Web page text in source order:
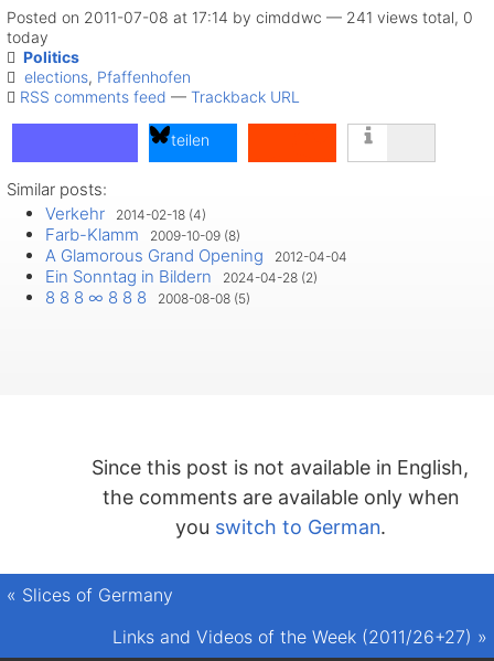
Posted on 2011-07-08 at 17:14 by cimddwc — 241 views total, 0
today
Politics
elections, Pfaffenhofen
RSS comments feed — Trackback URL
teilen
Similar posts:
Verkehr
2014-02-18 (4)
Farb-Klamm 2009-10-09 (8)
A Glamorous Grand Opening 2012-04-04
Ein Sonntag in Bildern 2024-04-28 (2)
8 8 8 ∞ 8 8 8 2008-08-08 (5)
Since this post is not available in English,
the comments are available only when
you switch to German.
« Slices of Germany
Links and Videos of the Week (2011/26+27) »